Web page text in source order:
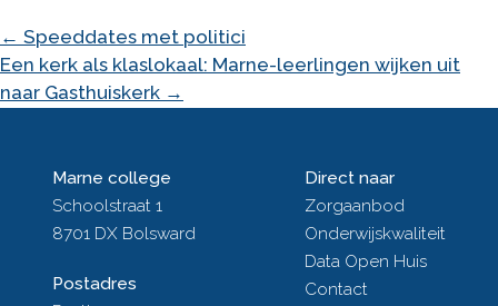
BERICHT
NAVIGATIE
← Speeddates met politici
Een kerk als klaslokaal: Marne-leerlingen wijken uit
naar Gasthuiskerk →
Marne college
Schoolstraat 1
8701 DX Bolsward
Postadres
Direct naar
Zorgaanbod
Onderwijskwaliteit
Data Open Huis
Contact